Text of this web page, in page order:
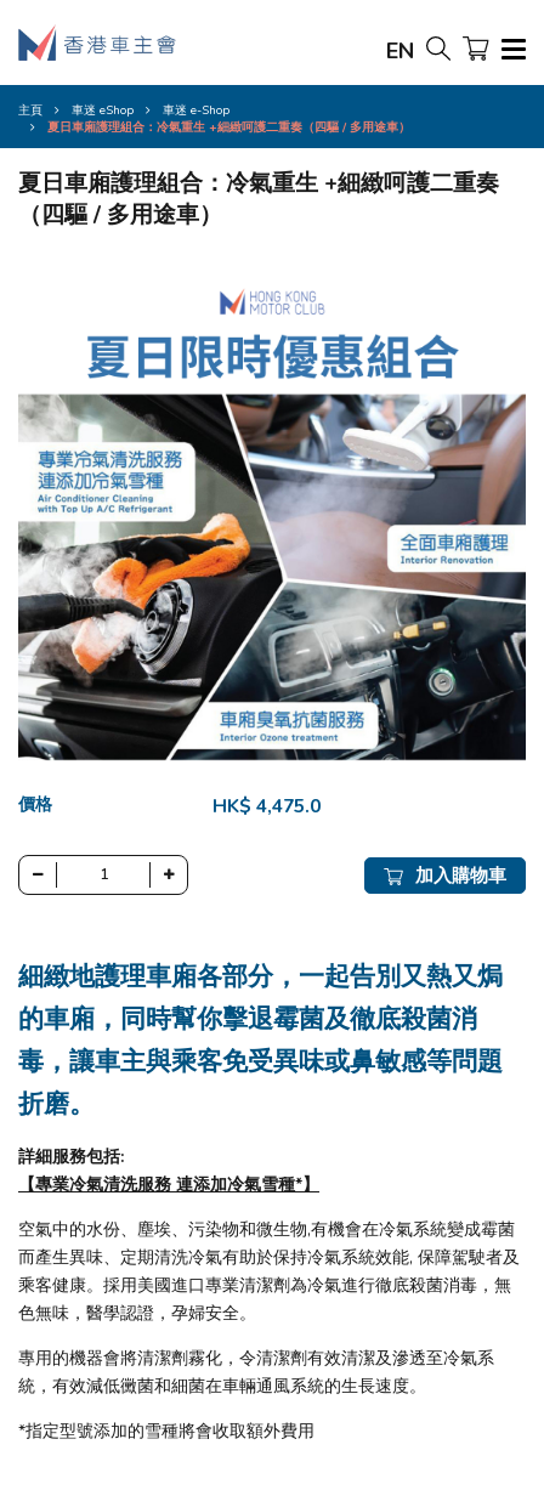
EN
主頁 車迷 eShop
車迷 e-Shop
夏日車廂護理組合：冷氣重生 +細緻呵護二重奏（四驅 / 多用途車）
夏日車廂護理組合：冷氣重生 +細緻呵護二重奏
（四驅 / 多用途車）
價格 HK$ 4,475.0
加入購物車
細緻地護理車廂各部分，一起告別又熱又焗
的車廂，同時幫你擊退霉菌及徹底殺菌消
毒，讓車主與乘客免受異味或鼻敏感等問題
折磨。
詳細服務包括:
【專業冷氣清洗服務 連添加冷氣雪種*】
空氣中的水份、塵埃、污染物和微生物,有機會在冷氣系統變成霉菌
而產生異味、定期清洗冷氣有助於保持冷氣系統效能, 保障駕駛者及
乘客健康。採用美國進口專業清潔劑為冷氣進行徹底殺菌消毒，無
色無味，醫學認證，孕婦安全。
專用的機器會將清潔劑霧化，令清潔劑有效清潔及滲透至冷氣系
統，有效減低黴菌和細菌在車輛通風系統的生長速度。
*指定型號添加的雪種將會收取額外費用